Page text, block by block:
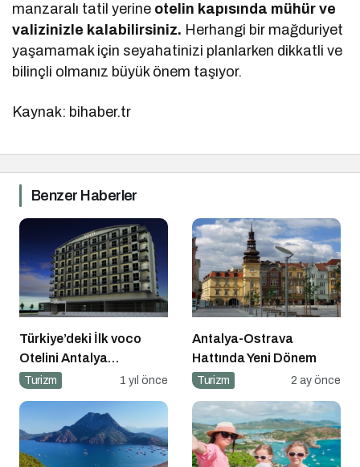
manzaralı tatil yerine otelin kapısında mühür ve
valizinizle kalabilirsiniz. Herhangi bir mağduriyet
yaşamamak için seyahatinizi planlarken dikkatli ve
bilinçli olmanız büyük önem taşıyor.
Kaynak: bihaber.tr
Benzer Haberler
Türkiye’deki İlk voco
Otelini Antalya
Konyaaltı’nda Açıyor
Turizm 1 yıl önce
Antalya-Ostrava
Hattında Yeni Dönem
Turizm 2 ay önce